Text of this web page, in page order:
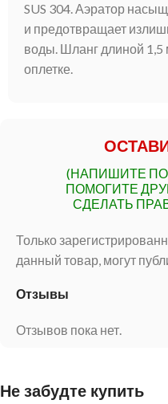
SUS 304. Аэратор
и предотвращает
воды. Шланг длиной 1,5
оплетке.
(НАПИШИТЕ
ПОМОГИТЕ
СДЕЛАТЬ
Отзывы
Отзывов пока нет.
Только
данный товар, могут
Не забудте купить